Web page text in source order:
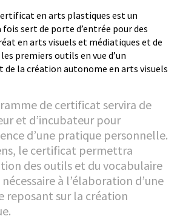
en arts plastiques est un
sert de porte d’entrée pour des
en arts visuels et médiatiques et de
premiers outils en vue d’un
la création autonome en arts visuels
de certificat servira de
et d’incubateur pour
d’une pratique personnelle.
le certificat permettra
des outils et du vocabulaire
à l’élaboration d’une
reposant sur la création